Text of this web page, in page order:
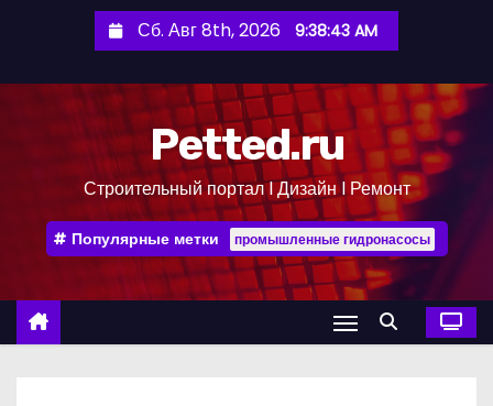
е
Сб. Авг 8th, 2026 9:38:43 AM
Petted.ru
Строительный портал l Дизайн l Ремонт
Популярные метки промышленные гидронасосы